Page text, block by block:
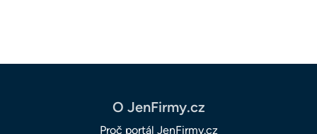
O JenFirmy.cz
Proč portál JenFirmy.cz